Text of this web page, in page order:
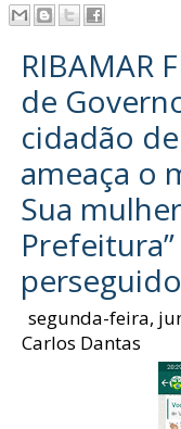
RIBAMAR
de
cidadão de
ameaça o
Sua
segunda-feira,
Carlos Dantas